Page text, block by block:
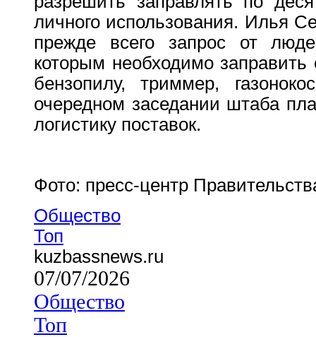
личного использования. Илья
прежде всего запрос от
которым необходимо
бензопилу, триммер,
очередном заседании штаба
логистику поставок.
Фото: пресс-центр
Общество
Топ
kuzbassnews.ru
07/07/2026
Общество
Топ